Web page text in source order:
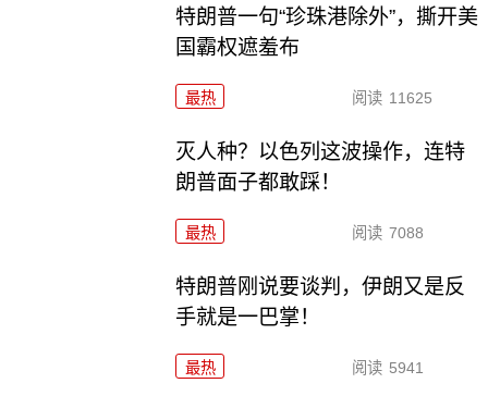
特朗普一句“珍珠港除外”，撕开美
国霸权遮羞布
最热 阅读 11625
灭人种？以色列这波操作，连特
朗普面子都敢踩！
最热 阅读 7088
特朗普刚说要谈判，伊朗又是反
手就是一巴掌！
最热 阅读 5941